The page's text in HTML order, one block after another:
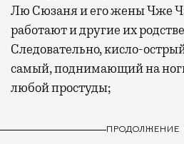
Лю Сюзаня и его жены Чже
работают и другие их
Следовательно, кисло-
самый, поднимающий на
любой простуды;